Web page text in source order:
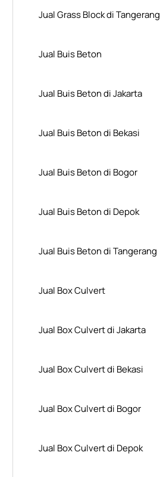
Jual Grass Block di Tangerang
Jual Buis Beton
Jual Buis Beton di Jakarta
Jual Buis Beton di Bekasi
Jual Buis Beton di Bogor
Jual Buis Beton di Depok
Jual Buis Beton di Tangerang
Jual Box Culvert
Jual Box Culvert di Jakarta
Jual Box Culvert di Bekasi
Jual Box Culvert di Bogor
Jual Box Culvert di Depok